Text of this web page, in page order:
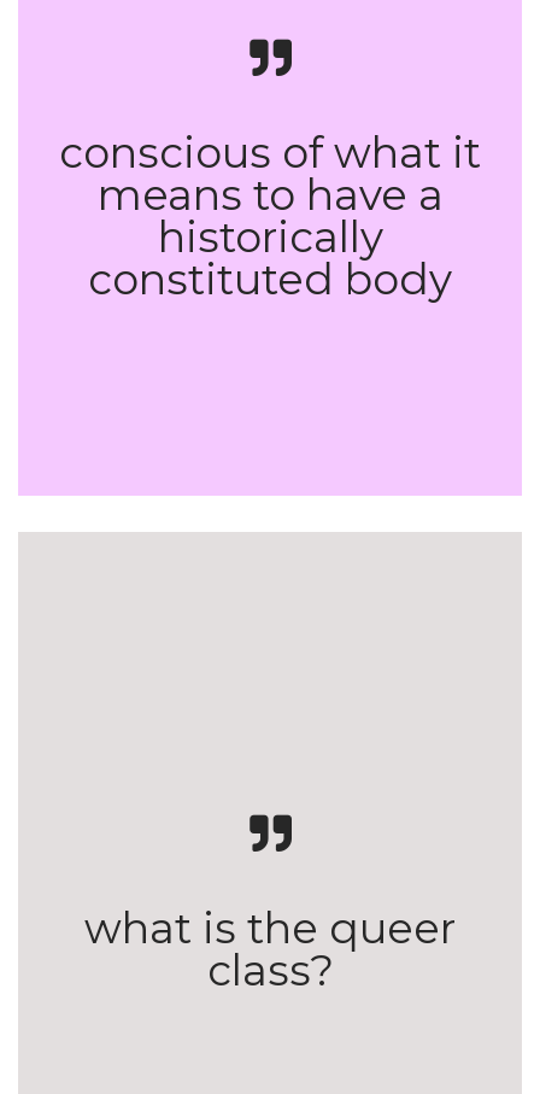
conscious of what it
means to have a
historically
constituted body
what is the queer
class?